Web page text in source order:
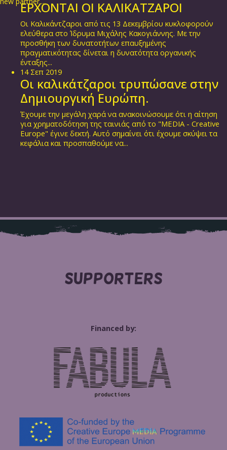
ΕΡΧΟΝΤΑΙ ΟΙ ΚΑΛΙΚΑΤΖΑΡΟΙ
Οι Καλικάντζαροι από τις 13 Δεκεμβρίου κυκλοφορούν
ελεύθερα στο Ίδρυμα Μιχάλης Κακογιάννης. Με την
προσθήκη των δυνατοτήτων επαυξημένης
πραγματικότητας δίνεται η δυνατότητα οργανικής
ένταξης...
14 Σεπ 2019
Οι καλικάτζαροι τρυπώσανε στην
Δημιουργική Ευρώπη.
Έχουμε την μεγάλη χαρά να ανακοινώσουμε ότι η αίτηση
για χρηματοδότηση της ταινιάς από το "MEDIA - Creative
Europe" έγινε δεκτή. Αυτό σημαίνει ότι έχουμε σκύψει τα
κεφάλια και προσπαθούμε να...
SUPPORTERS
Financed by: